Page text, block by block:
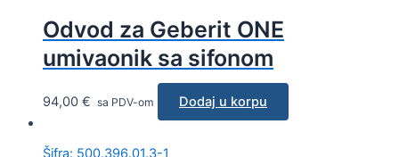
Odvod za Geberit ONE
umivaonik sa sifonom
94,00 € sa PDV-om Dodaj u korpu
Šifra: 500.396.01.3-1